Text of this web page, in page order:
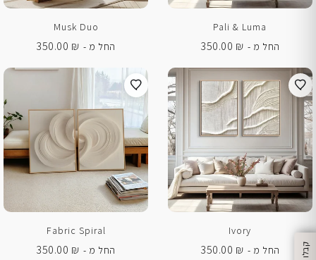
Pali & Luma
החל מ -
350.00 ₪
Musk Duo
החל מ -
350.00 ₪
Ivory
החל מ -
350.00 ₪
Fabric Spiral
החל מ -
350.00 ₪